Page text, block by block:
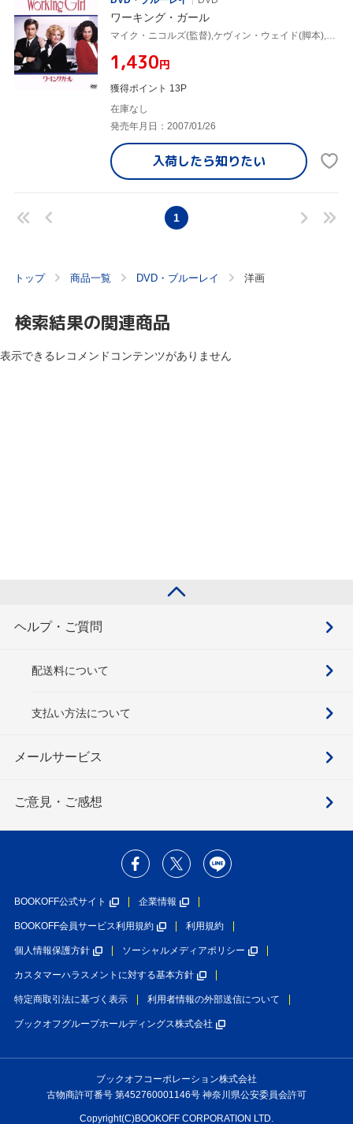
ワーキング・ガール
¥1,430円
獲得ポイント 13P
在庫なし
発売年月日：2007/01/26
入荷したら知りたい
1
トップ 商品一覧 DVD・ブルーレイ 洋画
検索結果の関連商品
表示できるレコメンドコンテンツがありません
ヘルプ・ご質問
配送料について
支払い方法について
メールサービス
ご意見・ご感想
BOOKOFF公式サイト 企業情報
BOOKOFF会員サービス利用規約 利用規約
個人情報保護方針 ソーシャルメディアポリシー
カスタマーハラスメントに対する基本方針
特定商取引法に基づく表示 利用者情報の外部送信について
ブックオフグループホールディングス株式会社
ブックオフコーポレーション株式会社
古物商許可番号 第452760001146号 神奈川県公安委員会許可
Copyright(C)BOOKOFF CORPORATION LTD.